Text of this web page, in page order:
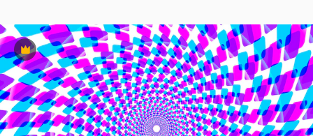
Premium